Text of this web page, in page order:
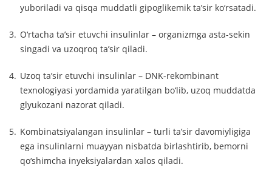
yuboriladi va qisqa muddatli gipoglikemik ta’sir ko‘rsatadi.
O‘rtacha ta’sir etuvchi insulinlar – organizmga asta-sekin
singadi va uzoqroq ta’sir qiladi.
Uzoq ta’sir etuvchi insulinlar – DNK-rekombinant
texnologiyasi yordamida yaratilgan bo‘lib, uzoq muddatda
glyukozani nazorat qiladi.
Kombinatsiyalangan insulinlar – turli ta’sir davomiyligiga
ega insulinlarni muayyan nisbatda birlashtirib, bemorni
qo‘shimcha inyeksiyalardan xalos qiladi.